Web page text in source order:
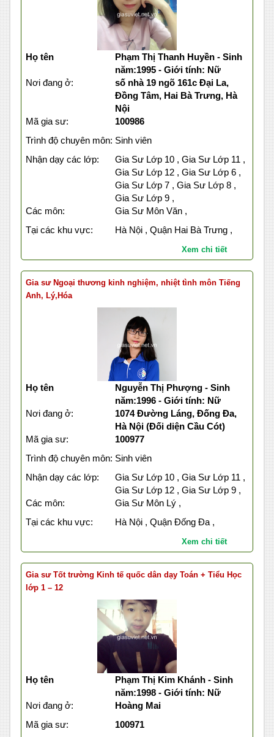
Họ tên
Phạm Thị Thanh Huyền - Sinh
năm:1995 - Giới tính: Nữ
Nơi đang ở:
số nhà 19 ngõ 161c Đại La,
Đồng Tâm, Hai Bà Trưng, Hà
Nội
Mã gia sư:
100986
Trình độ chuyên môn: Sinh viên
Nhận dạy các lớp:
Gia Sư Lớp 10 , Gia Sư Lớp 11 ,
Gia Sư Lớp 12 , Gia Sư Lớp 6 ,
Gia Sư Lớp 7 , Gia Sư Lớp 8 ,
Gia Sư Lớp 9 ,
Các môn:
Gia Sư Môn Văn ,
Tại các khu vực:
Hà Nội , Quận Hai Bà Trưng ,
Xem chi tiết
Gia sư Ngoại thương kinh nghiệm, nhiệt tình môn Tiếng
Anh, Lý,Hóa
Họ tên
Nguyễn Thị Phượng - Sinh
năm:1996 - Giới tính: Nữ
Nơi đang ở:
1074 Đường Láng, Đống Đa,
Hà Nội (Đối diện Cầu Cót)
Mã gia sư:
100977
Trình độ chuyên môn: Sinh viên
Nhận dạy các lớp:
Gia Sư Lớp 10 , Gia Sư Lớp 11 ,
Gia Sư Lớp 12 , Gia Sư Lớp 9 ,
Các môn:
Gia Sư Môn Lý ,
Tại các khu vực:
Hà Nội , Quận Đống Đa ,
Xem chi tiết
Gia sư Tốt trường Kinh tế quốc dân dạy Toán + Tiểu Học
lớp 1 – 12
Họ tên
Phạm Thị Kim Khánh - Sinh
năm:1998 - Giới tính: Nữ
Nơi đang ở:
Hoàng Mai
Mã gia sư:
100971